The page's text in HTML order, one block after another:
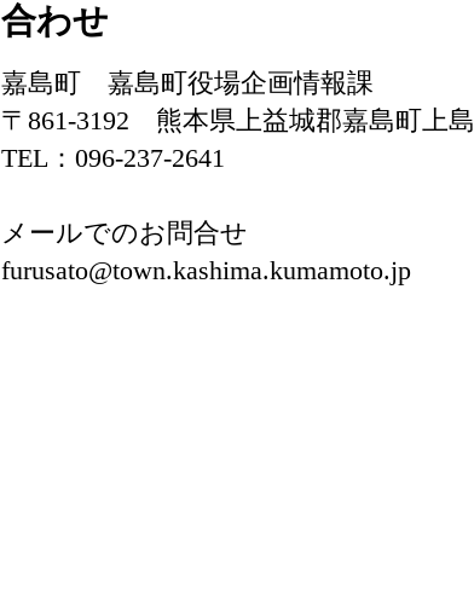
合わせ
嘉島町 嘉島町役場企画情報課
〒861-3192 熊本県上益城郡嘉島町上島
TEL：096-237-2641
メールでのお問合せ
furusato@town.kashima.kumamoto.jp